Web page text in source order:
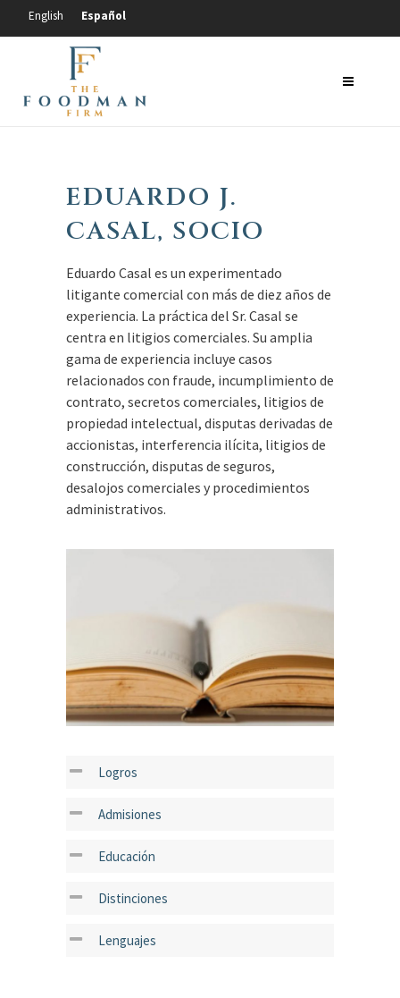
English Español
EDUARDO J.
CASAL, SOCIO
Eduardo Casal es un experimentado
litigante comercial con más de diez años de
experiencia. La práctica del Sr. Casal se
centra en litigios comerciales. Su amplia
gama de experiencia incluye casos
relacionados con fraude, incumplimiento de
contrato, secretos comerciales, litigios de
propiedad intelectual, disputas derivadas de
accionistas, interferencia ilícita, litigios de
construcción, disputas de seguros,
desalojos comerciales y procedimientos
administrativos.
Logros
Admisiones
Educación
Distinciones
Lenguajes